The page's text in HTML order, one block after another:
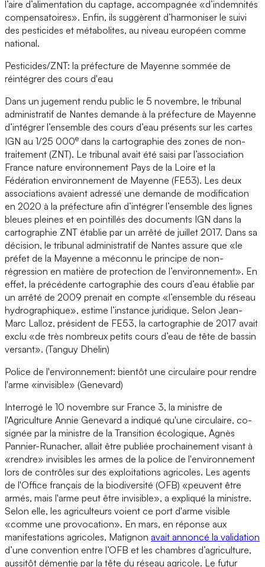
l’aire d’alimentation du captage, accompagnée «d’indemnités
compensatoires». Enfin, ils suggèrent d’harmoniser le suivi
des pesticides et métabolites, au niveau européen comme
national.
Pesticides/ZNT: la préfecture de Mayenne sommée de
réintégrer des cours d'eau
Dans un jugement rendu public le 5 novembre, le tribunal
administratif de Nantes demande à la préfecture de Mayenne
d’intégrer l’ensemble des cours d’eau présents sur les cartes
IGN au 1/25 000e dans la cartographie des zones de non-
traitement (ZNT). Le tribunal avait été saisi par l’association
France nature environnement Pays de la Loire et la
Fédération environnement de Mayenne (FE53). Les deux
associations avaient adressé une demande de modification
en 2020 à la préfecture afin d’intégrer l’ensemble des lignes
bleues pleines et en pointillés des documents IGN dans la
cartographie ZNT établie par un arrêté de juillet 2017. Dans sa
décision, le tribunal administratif de Nantes assure que «le
préfet de la Mayenne a méconnu le principe de non-
régression en matière de protection de l’environnement». En
effet, la précédente cartographie des cours d’eau établie par
un arrêté de 2009 prenait en compte «l’ensemble du réseau
hydrographique», estime l’instance juridique. Selon Jean-
Marc Lalloz, président de FE53, la cartographie de 2017 avait
exclu «de très nombreux petits cours d’eau de tête de bassin
versant». (Tanguy Dhelin)
Police de l'environnement: bientôt une circulaire pour rendre
l'arme «invisible» (Genevard)
Interrogé le 10 novembre sur France 3, la ministre de
l'Agriculture Annie Genevard a indiqué qu'une circulaire, co-
signée par la ministre de la Transition écologique, Agnès
Pannier-Runacher, allait être publiée prochainement visant à
«rendre» invisibles les armes de la police de l'environnement
lors de contrôles sur des exploitations agricoles. Les agents
de l'Office français de la biodiversité (OFB) «peuvent être
armés, mais l'arme peut être invisible», a expliqué la ministre.
Selon elle, les agriculteurs voient ce port d'arme visible
«comme une provocation». En mars, en réponse aux
manifestations agricoles, Matignon avait annoncé la validation
d’une convention entre l’OFB et les chambres d’agriculture,
aussitôt démentie par la tête du réseau agricole. Le futur